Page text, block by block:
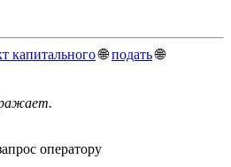
капитального🌐подать🌐
оператору